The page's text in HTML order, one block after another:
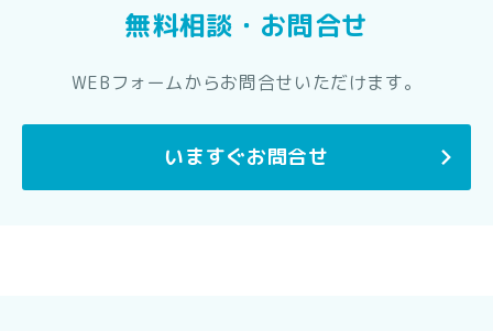
無料相談・お問合せ
WEBフォームからお問合せいただけます。
いますぐお問合せ